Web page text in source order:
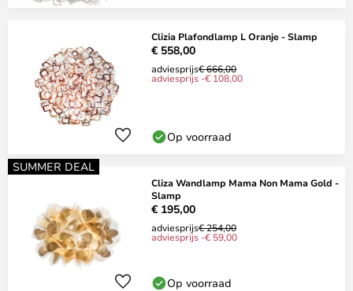
Clizia Plafondlamp L Oranje - Slamp
€ 558,00
adviesprijs€ 666,00
adviesprijs -€ 108,00
Op voorraad
SUMMER DEAL
Cliza Wandlamp Mama Non Mama Gold -
Slamp
€ 195,00
adviesprijs€ 254,00
adviesprijs -€ 59,00
Op voorraad